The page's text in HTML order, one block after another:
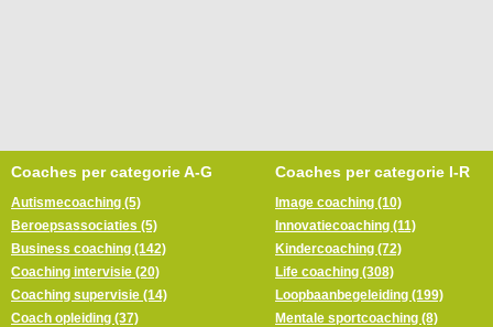
Coaches per categorie A-G
Autismecoaching (5)
Beroepsassociaties (5)
Business coaching (142)
Coaching intervisie (20)
Coaching supervisie (14)
Coach opleiding (37)
Coaches per categorie I-R
Image coaching (10)
Innovatiecoaching (11)
Kindercoaching (72)
Life coaching (308)
Loopbaanbegeleiding (199)
Mentale sportcoaching (8)